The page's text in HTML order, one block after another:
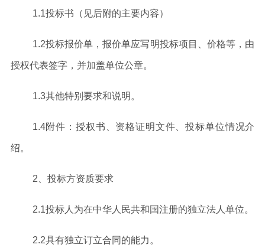
1.1投标书（见后附的主要内容）
1.2投标报价单 ，报价单应写明投标项目、价格等，由
授权代表签字，并加盖单位公章。
1.3其他特别要求和说明。
1.4附件：授权书、资格证明文件、投标单位情况介
绍。
2 、投标方资质要求
2.1投标人为在中华人民共和国注册的独立法人 单位。
2.2具有独立订立合同的能力 。